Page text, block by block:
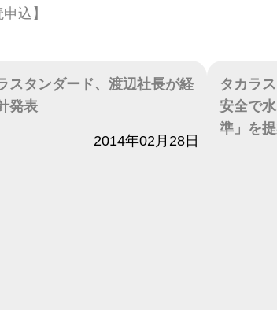
申込】
スタンダード、渡辺社長が経
発表
2014年02月28日
タカラ
安全で
準」を